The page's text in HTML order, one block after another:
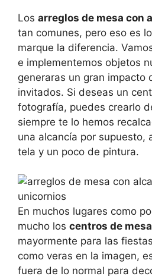
Los arreglos de mesa con
tan comunes, pero eso es
marque la diferencia.
e implementemos objetos
generaras un gran impacto
invitados. Si deseas un
fotografía, puedes crearlo
siempre te lo hemos
una alcancía por supuesto,
tela y un poco de pintura.
En muchos lugares como
mucho los centros de
mayormente para las
como veras en la imagen,
fuera de lo normal para